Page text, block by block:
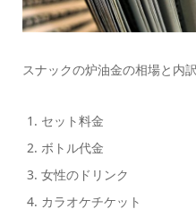
スナックの炉油金の相場と内
セット料金
ボトル代金
女性のドリンク
カラオケチケット